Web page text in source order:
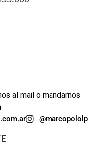
al mail o mandarnos
@marcopololp